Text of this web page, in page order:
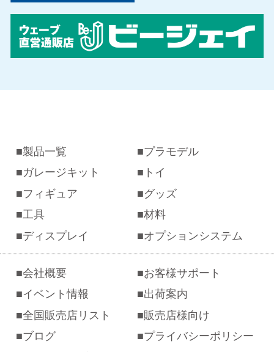
製品一覧
プラモデル
ガレージキット
トイ
フィギュア
グッズ
工具
材料
ディスプレイ
オプションシステム
会社概要
お客様サポート
イベント情報
出荷案内
全国販売店リスト
販売店様向け
ブログ
プライバシーポリシー